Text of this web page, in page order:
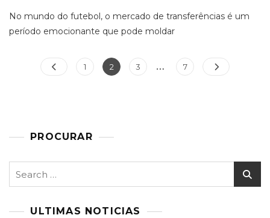
No mundo do futebol, o mercado de transferências é um
período emocionante que pode moldar
Posts
Page
1 Page
2 Page
3 … Page
7
PROCURAR
ULTIMAS NOTICIAS